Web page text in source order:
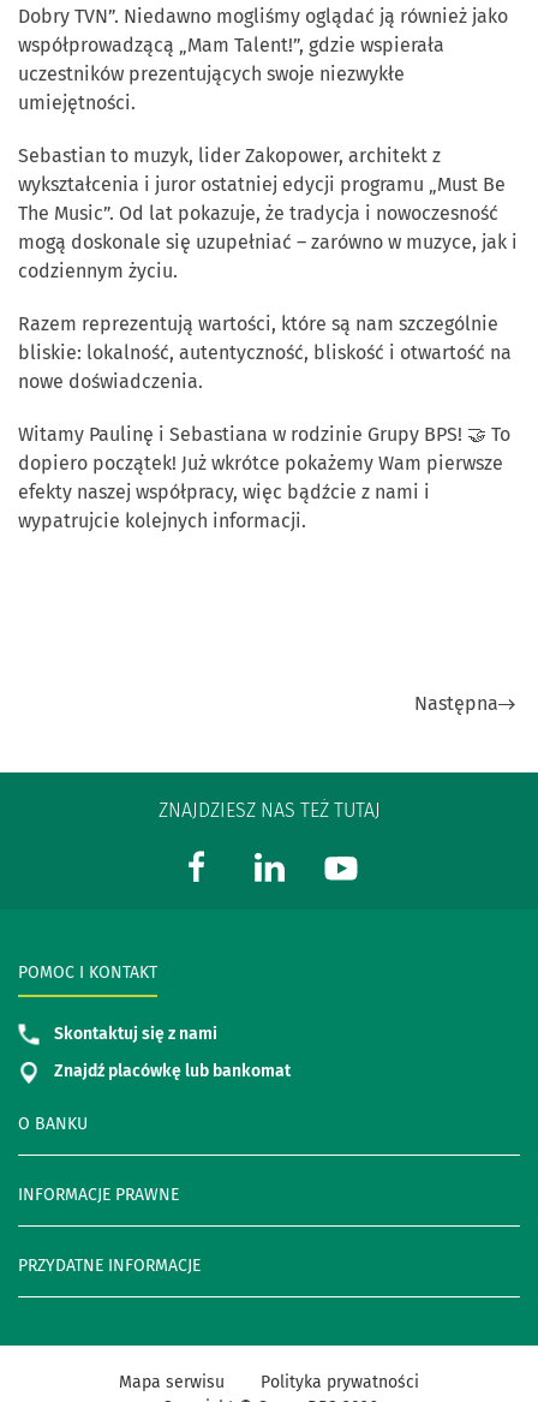
Dobry TVN”. Niedawno mogliśmy oglądać ją również jako
współprowadzącą „Mam Talent!”, gdzie wspierała
uczestników prezentujących swoje niezwykłe
umiejętności.
Sebastian to muzyk, lider Zakopower, architekt z
wykształcenia i juror ostatniej edycji programu „Must Be
The Music”. Od lat pokazuje, że tradycja i nowoczesność
mogą doskonale się uzupełniać – zarówno w muzyce, jak i
codziennym życiu.
Razem reprezentują wartości, które są nam szczególnie
bliskie: lokalność, autentyczność, bliskość i otwartość na
nowe doświadczenia.
Witamy Paulinę i Sebastiana w rodzinie Grupy BPS! 🤝 To
dopiero początek! Już wkrótce pokażemy Wam pierwsze
efekty naszej współpracy, więc bądźcie z nami i
wypatrujcie kolejnych informacji.
Następna
ZNAJDZIESZ NAS TEŻ TUTAJ
O BANKU
INFORMACJE PRAWNE
PRZYDATNE INFORMACJE
POMOC I KONTAKT
Skontaktuj się z nami
Znajdź placówkę lub bankomat
Mapa serwisu
Polityka prywatności